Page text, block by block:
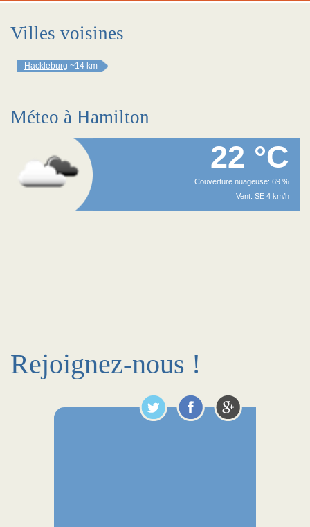
Villes voisines
Hackleburg ~14 km
Méteo à Hamilton
22 °C
Couverture nuageuse: 69 %
Vent: SE 4 km/h
Rejoignez-nous !